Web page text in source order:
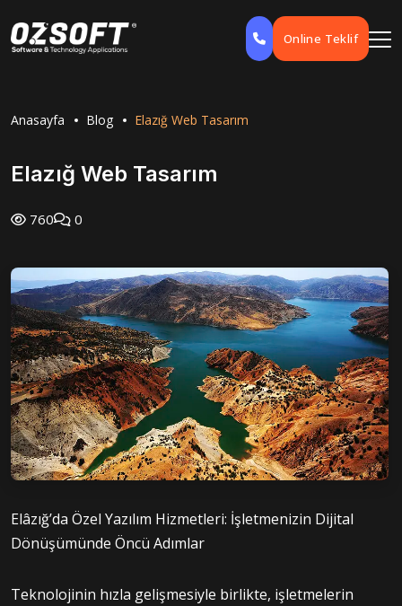
Online Teklif
Anasayfa Blog Elazığ Web Tasarım
Elazığ Web Tasarım
760 0
Elâzığ’da Özel Yazılım Hizmetleri: İşletmenizin Dijital
Dönüşümünde Öncü Adımlar
Teknolojinin hızla gelişmesiyle birlikte, işletmelerin